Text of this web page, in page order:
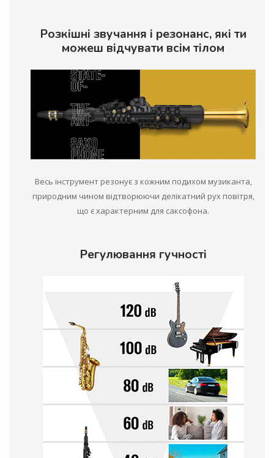
Розкішні звучання і резонанс, які ти
можеш відчувати всім тілом
Весь інструмент резонує з кожним подихом музиканта,
природним чином відтворюючи делікатний рух повітря,
що є характерним для саксофона.
Регулювання гучності